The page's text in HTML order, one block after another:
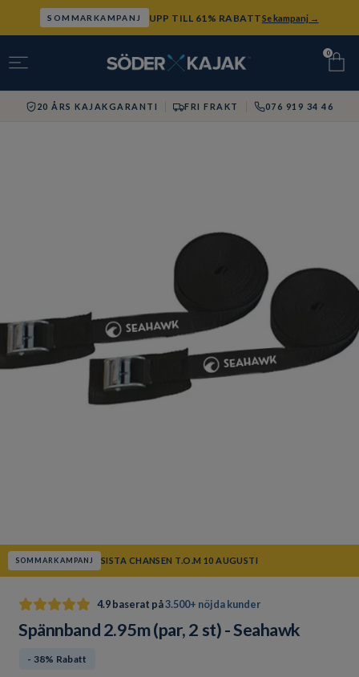
SOMMARKAMPANJ UPP TILL 61% RABATTSe kampanj →
0
20 ÅRS KAJAKGARANTI FRI FRAKT 076 919 34 46
SOMMARKAMPANJ SISTA CHANSEN T.O.M 10 AUGUSTI
4.9 baserat på3.500+ nöjda kunder
Spännband 2.95m (par, 2 st) - Seahawk
- 38% Rabatt